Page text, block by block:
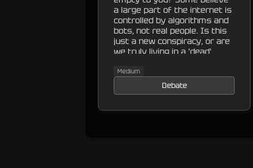
a large part of the internet is
controlled by algorithms and
bots, not real people. Is this
just a new conspiracy, or are
we truly living in a 'dead'
Medium
Debate